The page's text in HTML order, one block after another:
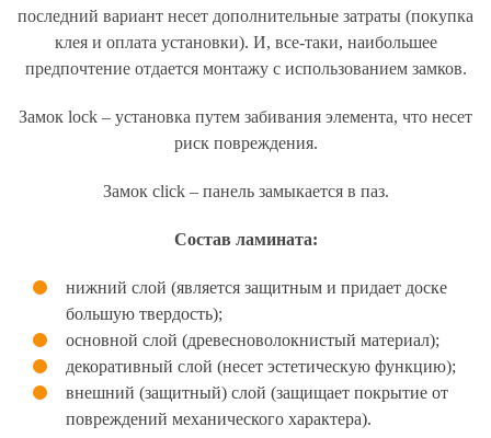
последний вариант несет дополнительные затраты (покупка
клея и оплата установки). И, все-таки, наибольшее
предпочтение отдается монтажу с использованием замков.
Замок lock – установка путем забивания элемента, что несет
риск повреждения.
Замок click – панель замыкается в паз.
Состав ламината:
нижний слой (является защитным и придает доске
большую твердость);
основной слой (древесноволокнистый материал);
декоративный слой (несет эстетическую функцию);
внешний (защитный) слой (защищает покрытие от
повреждений механического характера).